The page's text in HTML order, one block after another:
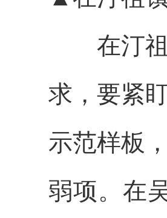
在汀祖
求，要紧
示范样板
弱项。在